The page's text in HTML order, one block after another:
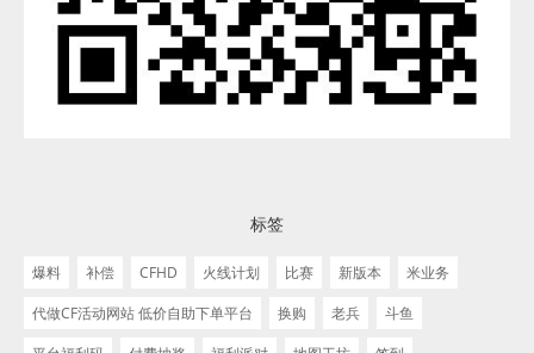
标签
爆料 补偿 CFHD 火线计划 比赛 新版本
米业务
代做CF活动网站 低价自助下单平台
换购 老兵
斗鱼